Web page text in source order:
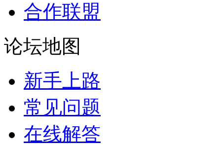
合作联盟
论坛地图
新手上路
常见问题
在线解答